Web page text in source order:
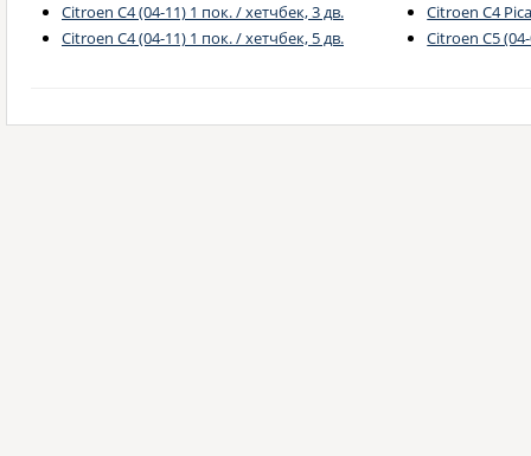
Citroen C4 (04-11) 1 пок. / хетчбек, 3 дв.
Citroen C4 (04-11) 1 пок. / хетчбек, 5 дв.
Citroen C4
Citroen C5